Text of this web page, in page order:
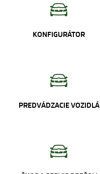
KONFIGURÁTOR
PREDVÁDZACIE VOZIDLÁ